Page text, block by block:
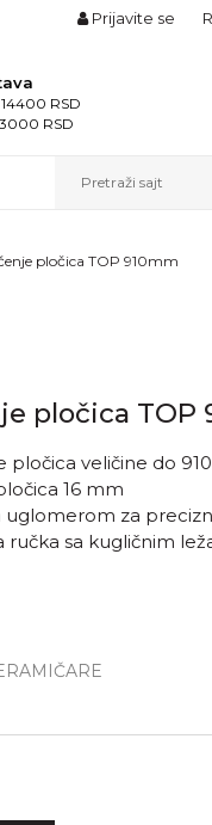
Prijavite se
RSD
RSD
Pretraži sajt
pločica TOP 910mm
pločica TOP
pločica veličine do
16 mm
uglomerom za
sa kugličnim